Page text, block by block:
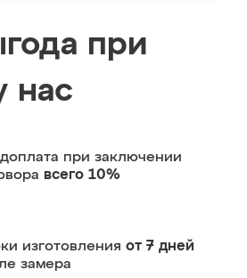
при
нас
при заключении
всего 10%
изготовления от 7 дней
замера